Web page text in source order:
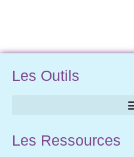
Les Outils
Les Ressources